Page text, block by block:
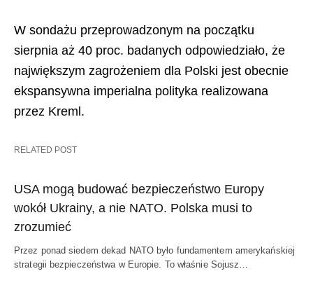
W sondażu przeprowadzonym na początku
sierpnia aż 40 proc. badanych odpowiedziało, że
największym zagrożeniem dla Polski jest obecnie
ekspansywna imperialna polityka realizowana
przez Kreml.
RELATED POST
USA mogą budować bezpieczeństwo Europy
wokół Ukrainy, a nie NATO. Polska musi to
zrozumieć
Przez ponad siedem dekad NATO było fundamentem amerykańskiej
strategii bezpieczeństwa w Europie. To właśnie Sojusz…